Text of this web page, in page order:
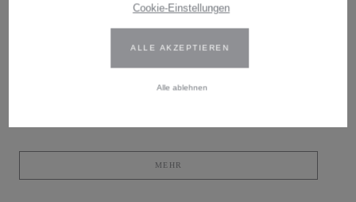
exklusive Liane Longdrinkgläsern aus dem
Haus ARNSTADT KRISTALL. Schillernder
MEHR
Informationen finden Sie in unserer Datenschutzbestimmungen.
Geben Sie Ihre Zustimmung oder bearbeiten Sie die Cookie-
Einstellungen, um festzulegen, wie Ihre gesammelten Daten
verwendet werden können. Sie können Ihre Einwilligung jederzeit
Cookie-Einstellungen
Alle ablehnen
ALLE AKZEPTIEREN